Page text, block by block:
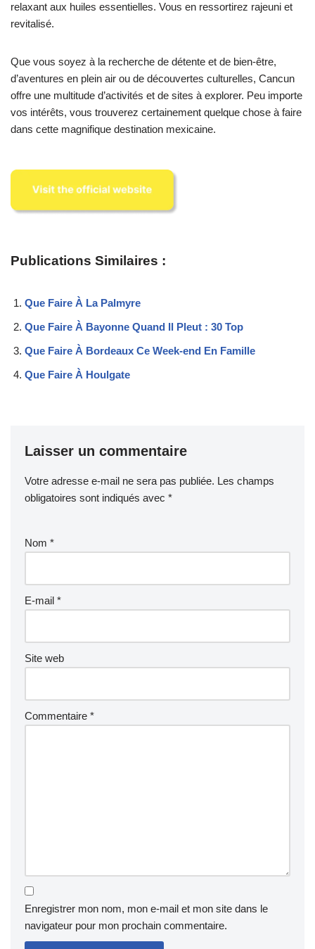
relaxant aux huiles essentielles. Vous en ressortirez rajeuni et
revitalisé.
Que vous soyez à la recherche de détente et de bien-être,
d’aventures en plein air ou de découvertes culturelles, Cancun
offre une multitude d’activités et de sites à explorer. Peu importe
vos intérêts, vous trouverez certainement quelque chose à faire
dans cette magnifique destination mexicaine.
Publications Similaires :
Que Faire À La Palmyre
Que Faire À Bayonne Quand Il Pleut : 30 Top
Que Faire À Bordeaux Ce Week-end En Famille
Que Faire À Houlgate
Laisser un commentaire
Votre adresse e-mail ne sera pas publiée. Les champs
obligatoires sont indiqués avec *
Nom *
E-mail *
Site web
Commentaire *
Enregistrer mon nom, mon e-mail et mon site dans le
navigateur pour mon prochain commentaire.